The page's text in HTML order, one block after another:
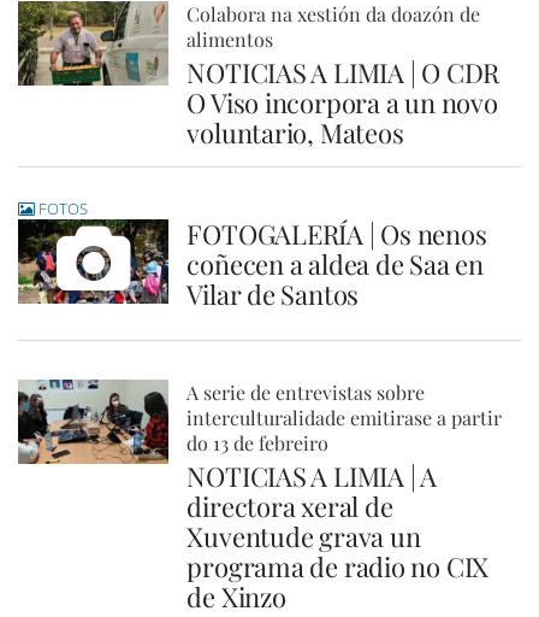
Colabora na xestión da doazón de
alimentos
NOTICIAS A LIMIA | O CDR
O Viso incorpora a un novo
voluntario, Mateos
FOTOS
FOTOGALERÍA | Os nenos
coñecen a aldea de Saa en
Vilar de Santos
A serie de entrevistas sobre
interculturalidade emitirase a partir
do 13 de febreiro
NOTICIAS A LIMIA | A
directora xeral de
Xuventude grava un
programa de radio no CIX
de Xinzo